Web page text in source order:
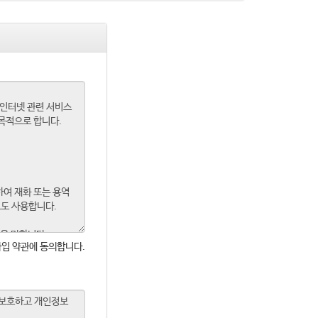
약관에 동의합니다.